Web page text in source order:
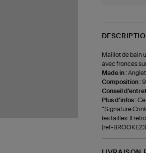
Maillot de bain
avec fronces
Made in :
Composition :
Conseil
Plus d'infos :
"Signature
les tailles. Il
(ref-